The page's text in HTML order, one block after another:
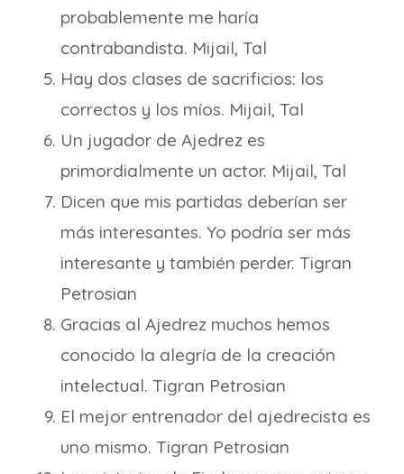
probablemente me haría
contrabandista. Mijail, Tal
Hay dos clases de sacrificios: los
correctos y los míos. Mijail, Tal
Un jugador de Ajedrez es
primordialmente un actor. Mijail, Tal
Dicen que mis partidas deberían ser
más interesantes. Yo podría ser más
interesante y también perder. Tigran
Petrosian
Gracias al Ajedrez muchos hemos
conocido la alegría de la creación
intelectual. Tigran Petrosian
El mejor entrenador del ajedrecista es
uno mismo. Tigran Petrosian